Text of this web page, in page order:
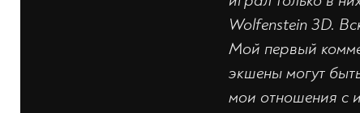
Wolfenstein 3D.
Мой первый
экшены могут
мои отношения с